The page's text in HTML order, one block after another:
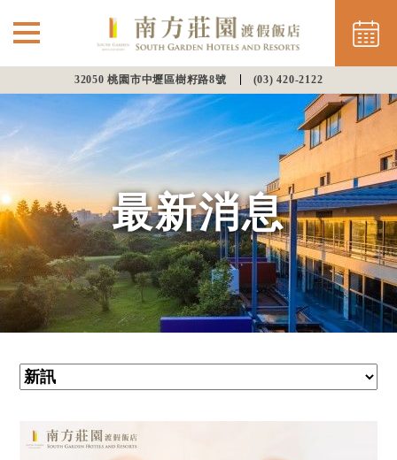
32050 桃園市中壢區樹籽路8號 (03) 420-2122
最新消息 ⌵
南方住房
餐飲美饌
會議渡假
幸福婚宴
最新消息